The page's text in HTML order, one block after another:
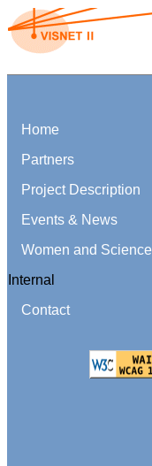
Home
Partners
Project Description
Events & News
Women and Science
Internal
Contact